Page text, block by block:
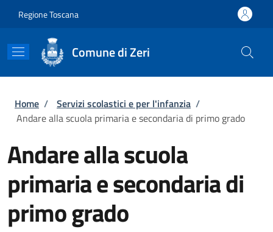
Regione Toscana
Comune di Zeri
Briciole di pane
Home / Servizi scolastici e per l'infanzia /
Andare alla scuola primaria e secondaria di primo grado
Andare alla scuola
primaria e secondaria di
primo grado